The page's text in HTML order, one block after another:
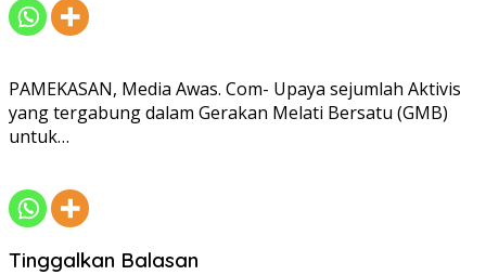
PAMEKASAN, Media Awas. Com- Upaya sejumlah Aktivis
yang tergabung dalam Gerakan Melati Bersatu (GMB)
untuk…
Tinggalkan Balasan